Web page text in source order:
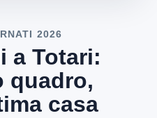
2026
a Totari:
quadro,
casa